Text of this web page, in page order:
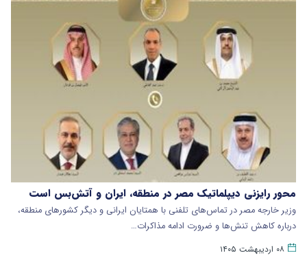
محور رایزنی دیپلماتیک مصر در منطقه، ایران و آتش‌بس است
وزیر خارجه مصر در تماس‌های تلفنی با همتایان ایرانی و دیگر کشورهای منطقه،
درباره کاهش تنش‌ها و ضرورت ادامه مذاکرات…
۰۸ اردیبهشت ۱۴۰۵